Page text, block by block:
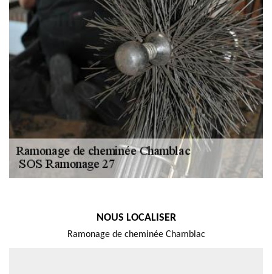
NOUS LOCALISER
Ramonage de cheminée Chamblac